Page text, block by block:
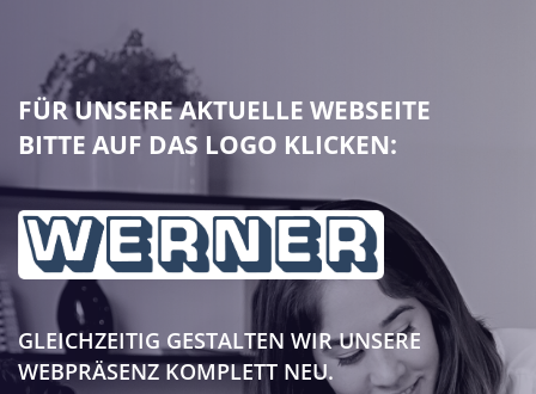
FÜR UNSERE AKTUELLE WEBSEITE
BITTE AUF DAS LOGO KLICKEN:
GLEICHZEITIG GESTALTEN WIR UNSERE
WEBPRÄSENZ KOMPLETT NEU.